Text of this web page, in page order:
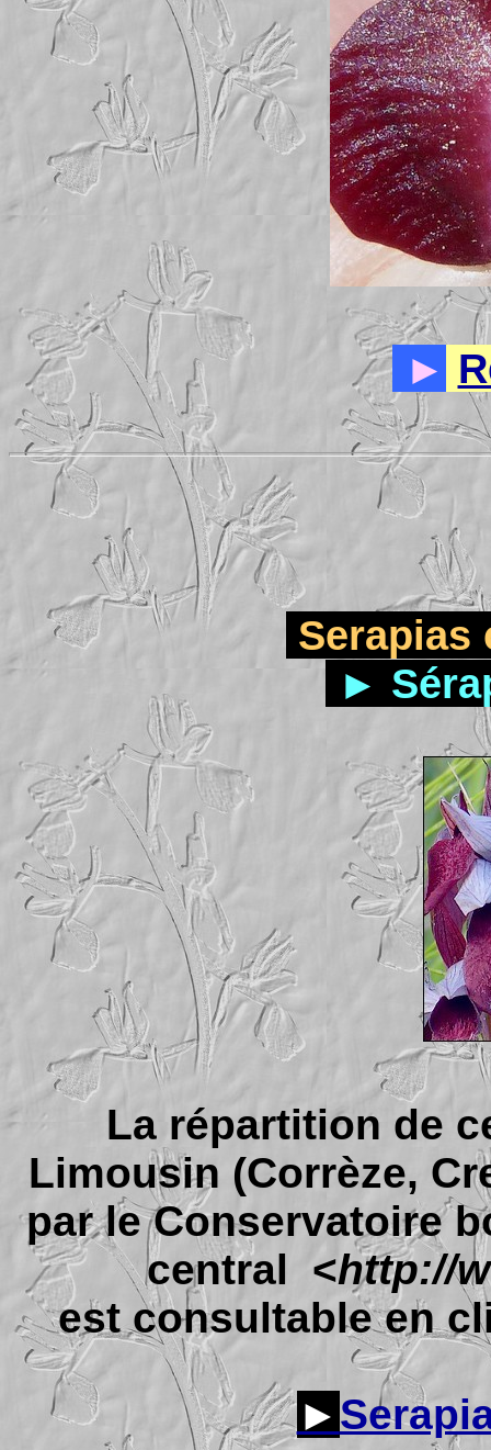
►
►
La répartition de
Limousin (Corrèze,
par le Conservatoire
central <http://
est consultable en
►